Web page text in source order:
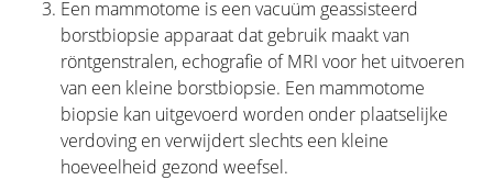
Een mammotome is een vacuüm geassisteerd
borstbiopsie apparaat dat gebruik maakt van
röntgenstralen, echografie of MRI voor het uitvoeren
van een kleine borstbiopsie. Een mammotome
biopsie kan uitgevoerd worden onder plaatselijke
verdoving en verwijdert slechts een kleine
hoeveelheid gezond weefsel.